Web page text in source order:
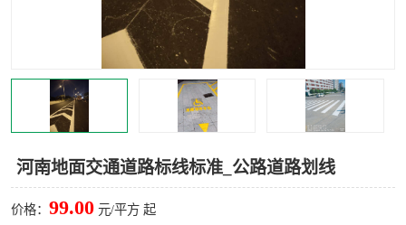
河南地面交通道路标线标准_公路道路划线
价格： 99.00 元/平方 起